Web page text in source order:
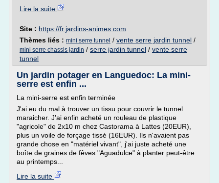
Lire la suite
Site : https://fr.jardins-animes.com
Thèmes liés : mini serre tunnel / vente serre jardin tunnel /
mini serre chassis jardin / serre jardin tunnel / vente serre
tunnel
Un jardin potager en Languedoc: La mini-
serre est enfin ...
La mini-serre est enfin terminée
J'ai eu du mal à trouver un tissu pour couvrir le tunnel
maraicher. J'ai enfin acheté un rouleau de plastique
"agricole" de 2x10 m chez Castorama à Lattes (20EUR),
plus un voile de forçage tissé (16EUR). Ils n'avaient pas
grande chose en "matériel vivant", j'ai juste acheté une
boîte de graines de fêves "Aguadulce" à planter peut-être
au printemps...
Lire la suite